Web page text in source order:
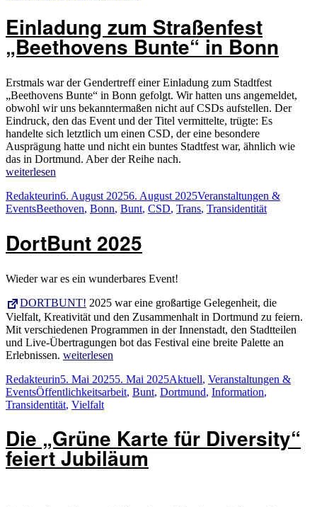
Einladung zum Straßenfest
„Beethovens Bunte“ in Bonn
Erstmals war der Gendertreff einer Einladung zum Stadtfest
„Beethovens Bunte“ in Bonn gefolgt. Wir hatten uns angemeldet,
obwohl wir uns bekanntermaßen nicht auf CSDs aufstellen. Der
Eindruck, den das Event und der Titel vermittelte, trügte: Es
handelte sich letztlich um einen CSD, der eine besondere
Ausprägung hatte und nicht ein buntes Stadtfest war, ähnlich wie
das in Dortmund. Aber der Reihe nach.
„Einladung
Straßenfest
„Beethovens
in
Bonn“
weiterlesen
Autor
RedakteurinVeröffentlicht
am
6. August 20256. August 2025Kategorien
Veranstaltungen &
EventsSchlagwörter
Beethoven, Bonn, Bunt, CSD, Trans, Transidentität
DortBunt 2025
Wieder war es ein wunderbares Event!
DORTBUNT! 2025 war eine großartige Gelegenheit, die
Vielfalt, Kreativität und den Zusammenhalt in Dortmund zu feiern.
Mit verschiedenen Programmen in der Innenstadt, den Stadtteilen
und Live-Übertragungen bot das Festival eine breite Palette an
Erlebnissen. „DortBunt
weiterlesen
Autor
RedakteurinVeröffentlicht
am
5. Mai 20255. Mai 2025Kategorien
Aktuell, Veranstaltungen &
EventsSchlagwörter
Öffentlichkeitsarbeit, Bunt, Dortmund, Information,
Transidentität, Vielfalt
Die „Grüne Karte für Diversity“
feiert Jubiläum